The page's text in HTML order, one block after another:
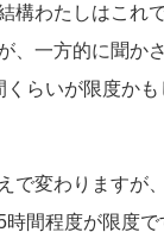
構わたしはこれ
、一方的に聞か
くらいが限度か
で変わりますが
間程度が限度で